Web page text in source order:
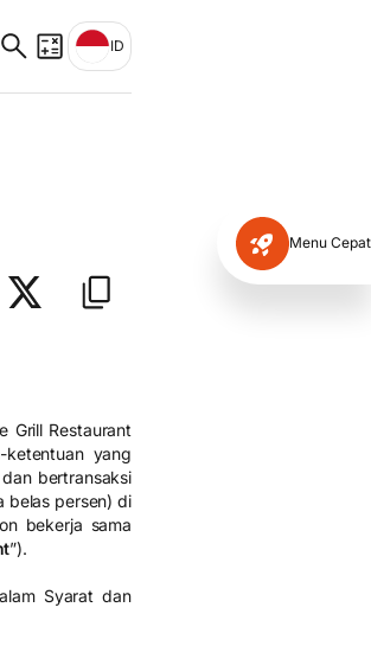
ID
Menu Cepat
Grill Restaurant
yang
bertransaksi
belas persen) di
bekerja sama
”).
Syarat dan